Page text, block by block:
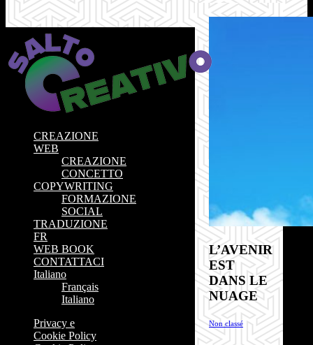
L’AVENIR
EST
DANS LE
NUAGE
Non classé
CREAZIONE
WEB
CREAZIONE
CONCETTO
COPYWRITING
FORMAZIONE
SOCIAL
TRADUZIONE
FR
WEB BOOK
CONTATTACI
Italiano
Français
Italiano
Privacy e
Cookie Policy